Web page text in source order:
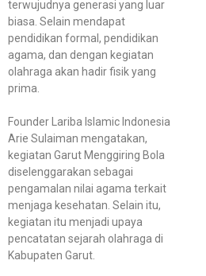
terwujudnya generasi yang luar
biasa. Selain mendapat
pendidikan formal, pendidikan
agama, dan dengan kegiatan
olahraga akan hadir fisik yang
prima.
Founder Lariba Islamic Indonesia
Arie Sulaiman mengatakan,
kegiatan Garut Menggiring Bola
diselenggarakan sebagai
pengamalan nilai agama terkait
menjaga kesehatan. Selain itu,
kegiatan itu menjadi upaya
pencatatan sejarah olahraga di
Kabupaten Garut.